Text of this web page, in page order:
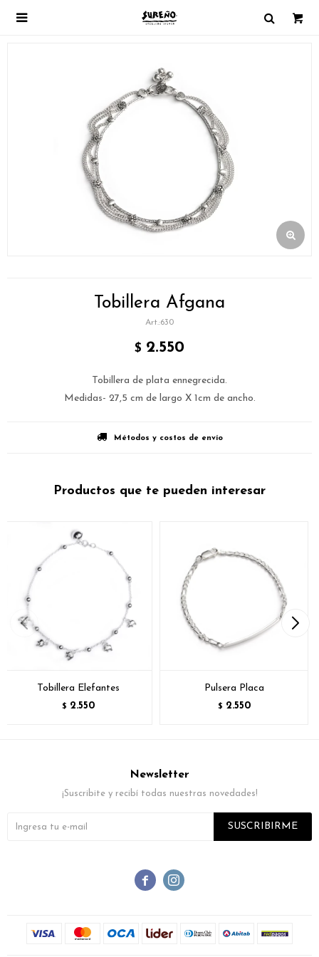

Tobillera Afgana
630
$ 2.550
Tobillera de plata ennegrecida.
Medidas- 27,5 cm de largo X 1cm de ancho.
Métodos y costos de envío
Productos que te pueden interesar
Tobillera Elefantes
$ 2.550
Pulsera Placa
$ 2.550
 
Newsletter
¡Suscribite y recibí todas nuestras novedades!
SUSCRIBIRME